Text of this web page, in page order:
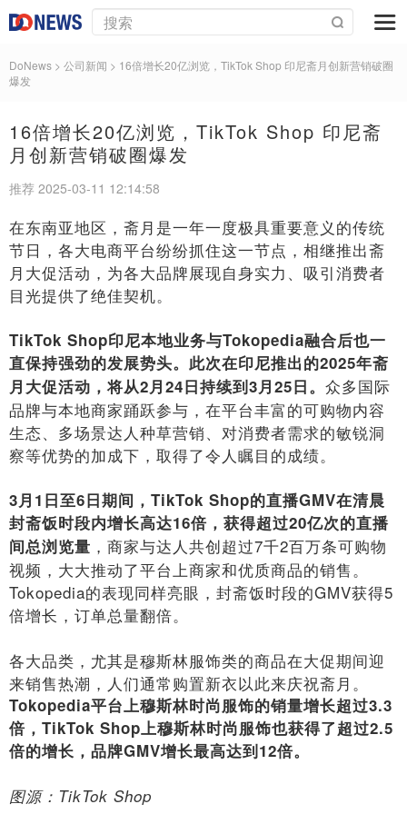
DoNews > 公司新闻 > 16倍增长20亿浏览，TikTok Shop 印尼斋月创新营销破圈
爆发
16倍增长20亿浏览，TikTok Shop 印尼斋
月创新营销破圈爆发
推荐 2025-03-11 12:14:58
在东南亚地区，斋月是一年一度极具重要意义的传统
节日，各大电商平台纷纷抓住这一节点，相继推出斋
月大促活动，为各大品牌展现自身实力、吸引消费者
目光提供了绝佳契机。
TikTok Shop印尼本地业务与Tokopedia融合后也一
直保持强劲的发展势头。此次在印尼推出的2025年斋
月大促活动，将从2月24日持续到3月25日。 众多国际
品牌与本地商家踊跃参与，在平台丰富的可购物内容
生态、多场景达人种草营销、对消费者需求的敏锐洞
察等优势的加成下，取得了令人瞩目的成绩。
3月1日至6日期间，TikTok Shop的直播GMV在清晨
封斋饭时段内增长高达16倍，获得超过20亿次的直播
间总浏览量 ，商家与达人共创超过7千2百万条可购物
视频，大大推动了平台上商家和优质商品的销售。
Tokopedia的表现同样亮眼，封斋饭时段的GMV获得5
倍增长，订单总量翻倍。
各大品类，尤其是穆斯林服饰类的商品在大促期间迎
来销售热潮，人们通常购置新衣以此来庆祝斋月。
Tokopedia平台上穆斯林时尚服饰的销量增长超过3.3
倍，TikTok Shop上穆斯林时尚服饰也获得了超过2.5
倍的增长，品牌GMV增长最高达到12倍。
图源：TikTok Shop